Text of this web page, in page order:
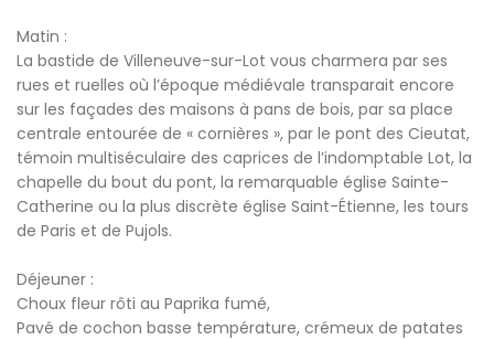
Matin :
La bastide de Villeneuve-sur-Lot vous charmera par ses
rues et ruelles où l’époque médiévale transparait encore
sur les façades des maisons à pans de bois, par sa place
centrale entourée de « cornières », par le pont des Cieutat,
témoin multiséculaire des caprices de l’indomptable Lot, la
chapelle du bout du pont, la remarquable église Sainte-
Catherine ou la plus discrète église Saint-Étienne, les tours
de Paris et de Pujols.
Déjeuner :
Choux fleur rôti au Paprika fumé,
Pavé de cochon basse température, crémeux de patates